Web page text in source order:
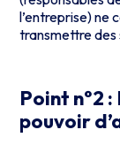
l’entreprise) ne
transmettre des
Point n°2
pouvoir